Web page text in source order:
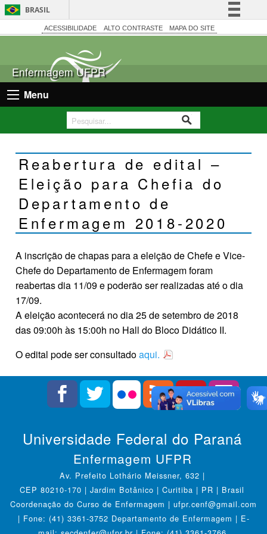
BRASIL
Simplifique!
Acesso à informação
Canais
ACESSIBILIDADE ALTO CONTRASTE MAPA DO SITE
Enfermagem UFPR
Menu
Reabertura de edital –
Eleição para Chefia do
Departamento de
Enfermagem 2018-2020
A inscrição de chapas para a eleição de Chefe e Vice-
Chefe do Departamento de Enfermagem foram
reabertas dia 11/09 e poderão ser realizadas até o dia
17/09.
A eleição acontecerá no dia 25 de setembro de 2018
das 09:00h às 15:00h no Hall do Bloco Didático II.
O edital pode ser consultadoaqui.
Universidade Federal do Paraná
Enfermagem UFPR
Av. Prefeito Lothário Meissner, 632 |
CEP 80210-170 | Jardim Botânico | Curitiba | PR | Brasil
Coordenação do Curso de Enfermagem | ufpr.cenf@gmail.com
| Fone: (41) 3361-3752 Departamento de Enfermagem | E-